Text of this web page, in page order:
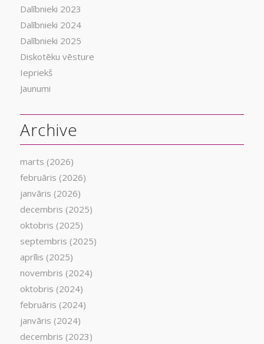
Dalībnieki 2023
Dalībnieki 2024
Dalībnieki 2025
Diskotēku vēsture
Iepriekš
Jaunumi
Archive
marts (2026)
februāris (2026)
janvāris (2026)
decembris (2025)
oktobris (2025)
septembris (2025)
aprīlis (2025)
novembris (2024)
oktobris (2024)
februāris (2024)
janvāris (2024)
decembris (2023)